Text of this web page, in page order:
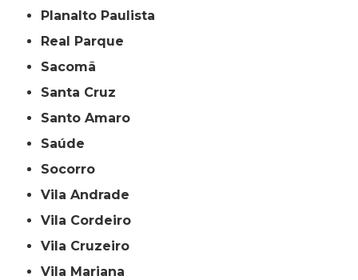
Planalto Paulista
Real Parque
Sacomã
Santa Cruz
Santo Amaro
Saúde
Socorro
Vila Andrade
Vila Cordeiro
Vila Cruzeiro
Vila Mariana